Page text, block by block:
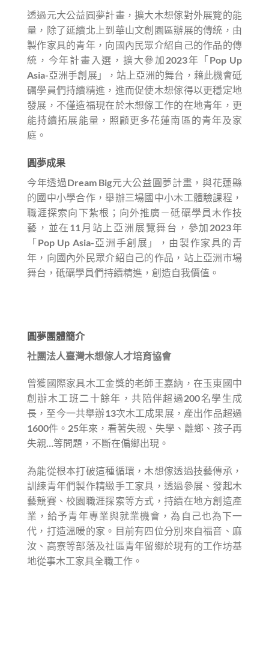
透過元大公益圓夢計畫，擴大木想傢對外展覽的能
量，除了延續北上到華山文創園區辦展的傳統，由
製作家具的青年，向國內民眾介紹自己的作品的傳
統，今年計畫入選，擴大參加2023年「Pop Up
Asia-亞洲手創展」，站上亞洲的舞台，藉此機會砥
礪學員們持續精進，進而促使木想傢得以更穩定地
發展，不僅造福現在於木想傢工作的在地青年，更
能持續拓展能量，照顧更多花蓮南區的青年及家
庭。
圓夢成果
今年透過Dream Big元大公益圓夢計畫，與花蓮縣
的國中小學合作，舉辦三場國中小木工體驗課程，
職涯探索向下紮根；向外推廣－砥礪學員木作技
藝，並在11月站上亞洲展覽舞台，參加2023年
「Pop Up Asia-亞洲手創展」，由製作家具的青
年，向國內外民眾介紹自己的作品，站上亞洲市場
舞台，砥礪學員們持續精進，創造自我價值。
圓夢團體簡介
社團法人臺灣木想傢人才培育協會
曾獲國際家具木工金獎的老師王嘉納，在玉東國中
創辦木工班二十餘年，共陪伴超過200名學生成
長，至今一共舉辦13次木工成果展，產出作品超過
1600件。25年來，看著失親、失學、離鄉、孩子再
失親…等問題，不斷在偏鄉出現。
為能從根本打破這種循環，木想傢透過技藝傳承，
訓練青年們製作精緻手工家具，透過參展、發起木
藝競賽、校園職涯探索等方式，持續在地方創造產
業，給予青年專業與就業機會，為自己也為下一
代，打造溫暖的家。目前有四位分別來自福音、麻
汝、高寮等部落及社區青年留鄉於現有的工作坊基
地從事木工家具全職工作。